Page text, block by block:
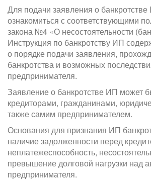
Для подачи заявления о
ознакомиться с соответствующими
закона №4 «О несостоятельности
Инструкция по банкротству ИП
о порядке подачи заявления,
банкротства и возможных
предпринимателя.
Заявление о банкротстве ИП может
кредиторами, гражданинами,
также самим предпринимателем.
Основания для признания ИП
наличие задолженности перед
неплатежеспособность,
превышение долговой нагрузки над
предпринимателя.